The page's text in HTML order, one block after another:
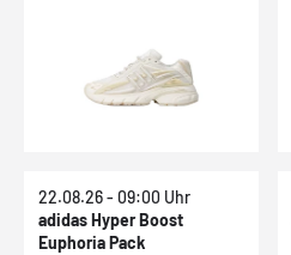
22.08.26 - 09:00 Uhr
adidas Hyper Boost
Euphoria Pack